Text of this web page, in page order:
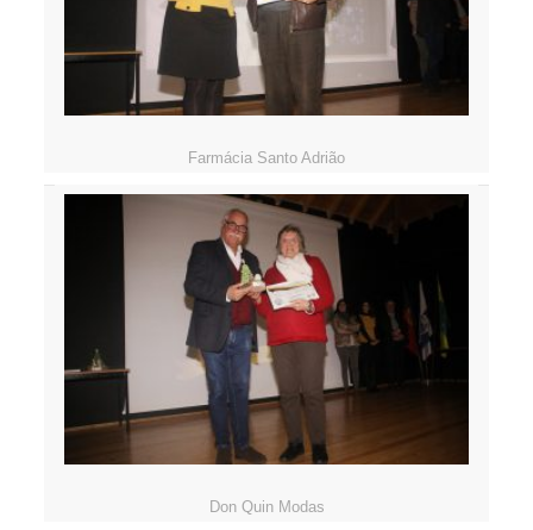
Farmácia Santo Adrião
Don Quin Modas